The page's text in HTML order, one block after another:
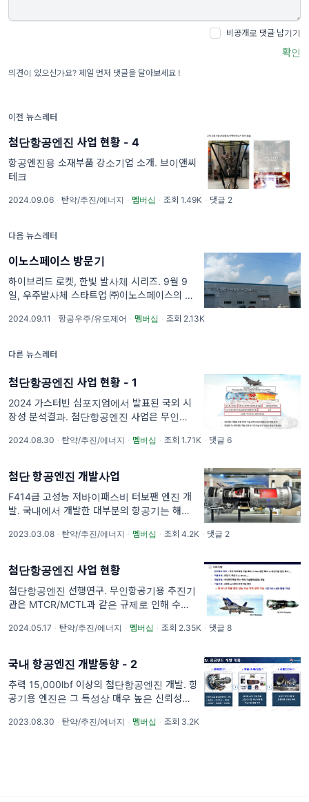
비공개로 댓글 남기기
확인
의견이 있으신가요? 제일 먼저 댓글을 달아보세요 !
이전 뉴스레터
첨단항공엔진 사업 현황 - 4
항공엔진용 소재부품 강소기업 소개. 브이앤씨
테크
2024.09.06 · 탄약/추진/에너지 · 멤버십 · 조회 1.49K · 댓글 2
다음 뉴스레터
이노스페이스 방문기
하이브리드 로켓, 한빛 발사체 시리즈. 9월 9
일, 우주발사체 스타트업 ㈜이노스페이스의 청
사업장에서는 첫 상업 발사체인 한빛-나노
2024.09.11 · 항공우주/유도제어 · 멤버십 · 조회 2.13K
다른 뉴스레터
첨단항공엔진 사업 현황 - 1
2024 가스터빈 심포지엄에서 발표된 국외 시
장성 분석결과. 첨단항공엔진 사업은 무인전투
15,000lbf 이상의 터보팬 엔진을 개발하는 사
국내 독
2024.08.30 · 탄약/추진/에너지 · 멤버십 · 조회 1.71K · 댓글 6
첨단 항공엔진 개발사업
F414급 고성능 저바이패스비 터보팬 엔진 개
발. 국내에서 개발한 대부분의 항공기는 해외
거나 직도입하여 장착하고 있다. 최근 국내외에
社에
2023.03.08 · 탄약/추진/에너지 · 멤버십 · 조회 4.2K · 댓글 2
첨단항공엔진 사업 현황
첨단항공엔진 선행연구. 무인항공기용 추진기
관은 MTCR/MCTL과 같은 규제로 인해 수출
계개발 및 운영을 고려하여 2013년부터 저피
2024.05.17 · 탄약/추진/에너지 · 멤버십 · 조회 2.35K · 댓글 8
국내 항공엔진 개발동향 - 2
추력 15,000lbf 이상의 첨단항공엔진 개발. 항
공기용 엔진은 그 특성상 매우 높은 신뢰성을
간이 소요되지만, 국내 소요가 많지 않아서 수
2023.08.30 · 탄약/추진/에너지 · 멤버십 · 조회 3.2K